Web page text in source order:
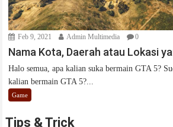
Feb 9, 2021 Admin Multimedia 0
Nama Kota, Daerah atau Lokasi
Halo semua, apa kalian suka bermain GTA 5?
kalian bermain GTA 5?...
Game
Tips & Trick